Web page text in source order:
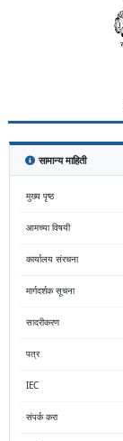
सामान्य माहिती
मुख्य पृष्ठ
आमच्या विषयी
कार्यालय संरचना
मार्गदर्शक सूचना
सादरीकरण
पत्र
IEC
संपर्क करा